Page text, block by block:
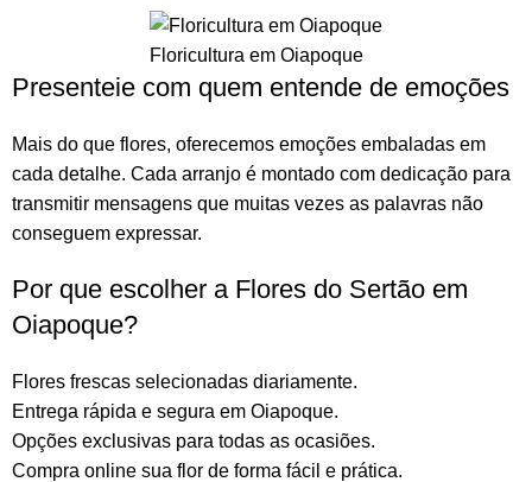
Floricultura em Oiapoque
Presenteie com quem entende de emoções
Mais do que flores, oferecemos emoções embaladas em
cada detalhe. Cada arranjo é montado com dedicação para
transmitir mensagens que muitas vezes as palavras não
conseguem expressar.
Por que escolher a Flores do Sertão em
Oiapoque?
Flores frescas selecionadas diariamente.
Entrega rápida e segura em Oiapoque.
Opções exclusivas para todas as ocasiões.
Compra online sua flor de forma fácil e prática.